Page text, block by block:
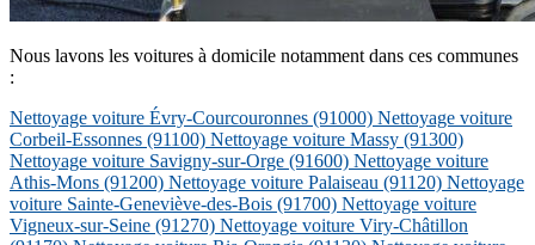
Nous lavons les voitures à domicile notamment dans ces communes
:
Nettoyage voiture Évry-Courcouronnes (91000) Nettoyage voiture
Corbeil-Essonnes (91100) Nettoyage voiture Massy (91300)
Nettoyage voiture Savigny-sur-Orge (91600) Nettoyage voiture
Athis-Mons (91200) Nettoyage voiture Palaiseau (91120) Nettoyage
voiture Sainte-Geneviève-des-Bois (91700) Nettoyage voiture
Vigneux-sur-Seine (91270) Nettoyage voiture Viry-Châtillon